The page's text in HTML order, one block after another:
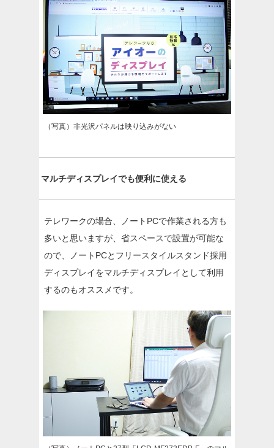
（写真）非光沢パネルは映り込みがない
マルチディスプレイでも便利に使える
テレワークの場合、ノートPCで作業される方も
多いと思いますが、省スペースで設置が可能な
ので、ノートPCとフリースタイルスタンド採用
ディスプレイをマルチディスプレイとして利用
するのもオススメです。